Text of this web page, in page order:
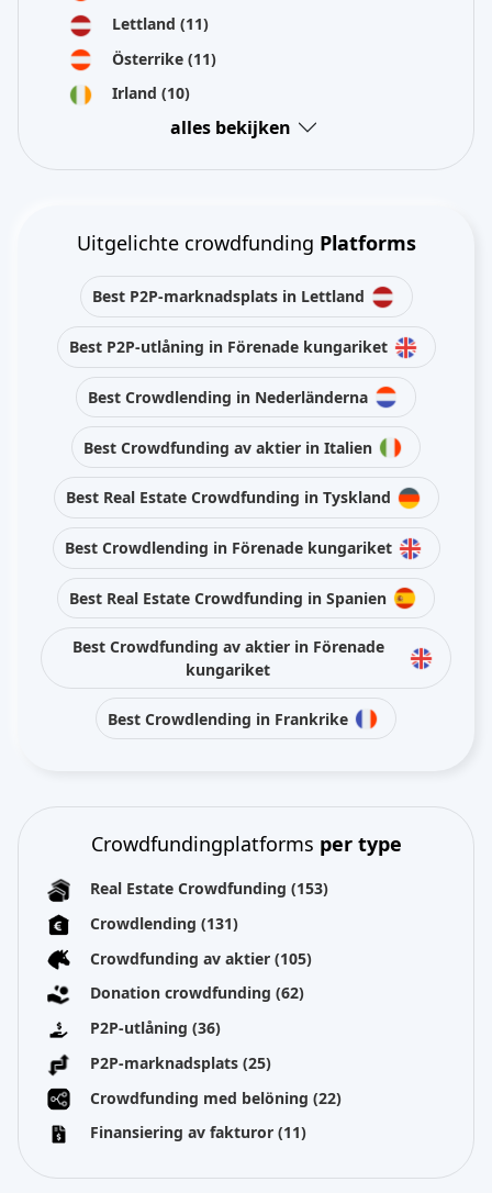
Lettland (11)
Österrike (11)
Irland (10)
alles bekijken
Uitgelichte crowdfunding Platforms
Best P2P-marknadsplats in Lettland
Best P2P-utlåning in Förenade kungariket
Best Crowdlending in Nederländerna
Best Crowdfunding av aktier in Italien
Best Real Estate Crowdfunding in Tyskland
Best Crowdlending in Förenade kungariket
Best Real Estate Crowdfunding in Spanien
Best Crowdfunding av aktier in Förenade
kungariket
Best Crowdlending in Frankrike
Crowdfundingplatforms per type
Real Estate Crowdfunding (153)
Crowdlending (131)
Crowdfunding av aktier (105)
Donation crowdfunding (62)
P2P-utlåning (36)
P2P-marknadsplats (25)
Crowdfunding med belöning (22)
Finansiering av fakturor (11)